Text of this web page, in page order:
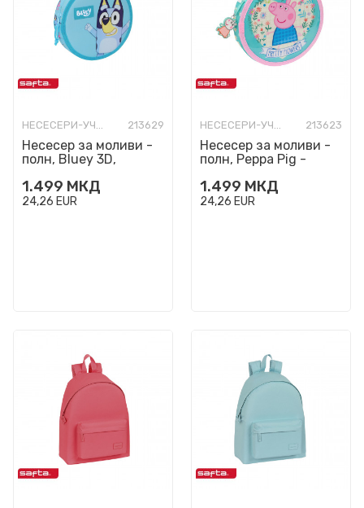
НЕСЕСЕРИ-УЧИЛИШНИ ПОЛНИ 213629
Несесер за моливи -
полн, Bluey 3D,
1.499 МКД
24,26 EUR
НЕСЕСЕРИ-УЧИЛИШНИ ПОЛНИ 213623
Несесер за моливи -
полн, Peppa Pig -
кружен
1.499 МКД
24,26 EUR